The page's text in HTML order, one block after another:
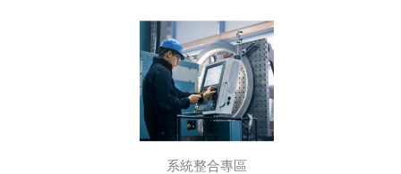
系統整合專區